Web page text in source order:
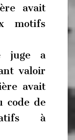
avait
motifs
juge a
valoir
avait
code de
à